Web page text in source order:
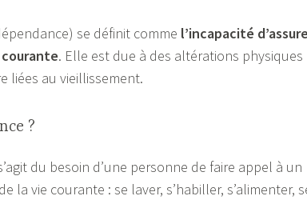
se définit comme l’incapacité
. Elle est due à des altérations physiques
liées au vieillissement.
?
du besoin d’une personne de faire appel à un
la vie courante : se laver, s’habiller, s’alimenter,